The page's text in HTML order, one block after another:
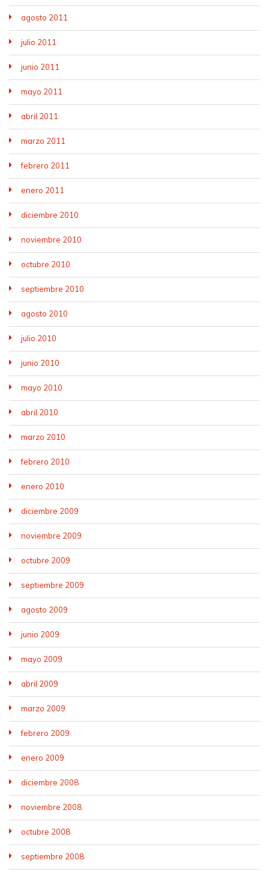
agosto 2011
julio 2011
junio 2011
mayo 2011
abril 2011
marzo 2011
febrero 2011
enero 2011
diciembre 2010
noviembre 2010
octubre 2010
septiembre 2010
agosto 2010
julio 2010
junio 2010
mayo 2010
abril 2010
marzo 2010
febrero 2010
enero 2010
diciembre 2009
noviembre 2009
octubre 2009
septiembre 2009
agosto 2009
junio 2009
mayo 2009
abril 2009
marzo 2009
febrero 2009
enero 2009
diciembre 2008
noviembre 2008
octubre 2008
septiembre 2008